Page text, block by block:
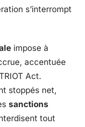
s’interrompt
impose à
accentuée
Act.
stoppés net,
sanctions
tout